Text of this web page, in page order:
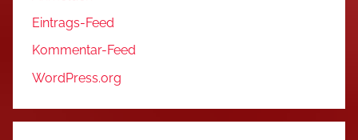
Eintrags-Feed
Kommentar-Feed
WordPress.org